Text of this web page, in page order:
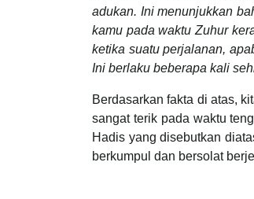
adukan. Ini menunjukkan
kamu pada waktu Zuhur
ketika suatu perjalanan,
Ini berlaku beberapa kali
Berdasarkan fakta di atas,
sangat terik pada waktu
Hadis yang disebutkan
berkumpul dan bersolat